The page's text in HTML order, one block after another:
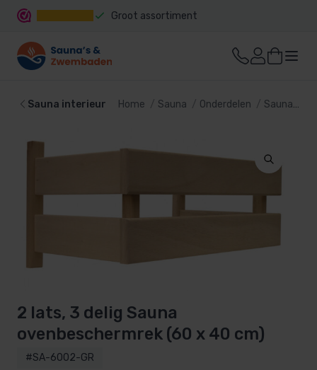
Groot assortiment
Sauna interieur Home Sauna Onderdelen Sauna interieur
2 lats, 3 delig Sauna
ovenbeschermrek (60 x 40 cm)
#SA-6002-GR